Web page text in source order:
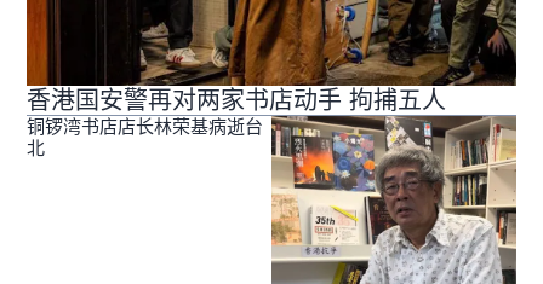
香港国安警再对两家书店动手 拘捕五人
铜锣湾书店店长林荣基病逝台
北